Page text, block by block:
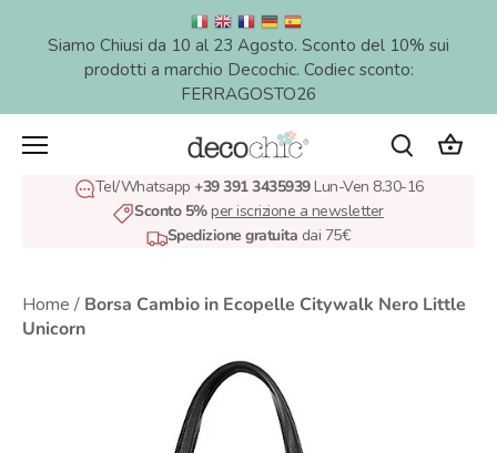
Siamo Chiusi da 10 al 23 Agosto. Sconto del 10% sui
prodotti a marchio Decochic. Codiec sconto:
FERRAGOSTO26
Tel/Whatsapp +39 391 3435939Lun-Ven 8.30-16
Sconto 5%per iscrizione a newsletter
Spedizione gratuita dai 75€
Home / Borsa Cambio in Ecopelle Citywalk Nero Little
Unicorn